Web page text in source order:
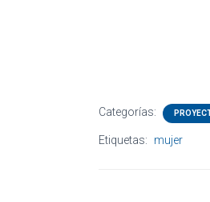
Categorías:
Etiquetas: mujer